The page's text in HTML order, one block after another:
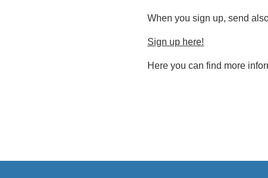
When you sign up, send
Sign up here!
Here you can find more